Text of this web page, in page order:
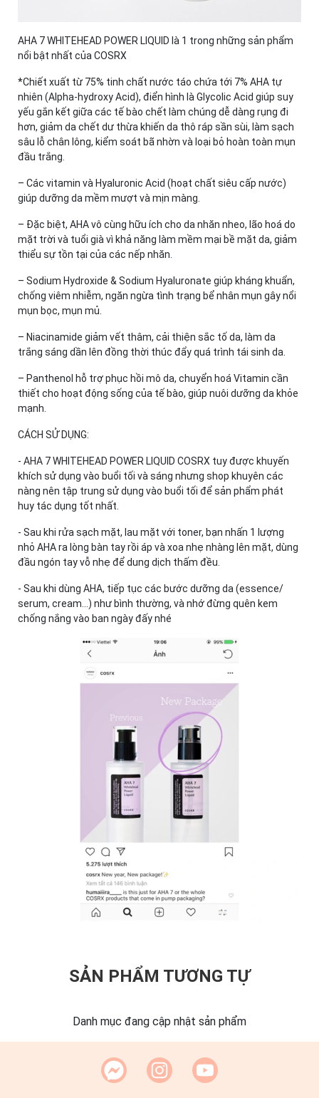
AHA 7 WHITEHEAD POWER LIQUID là 1 trong những sản phẩm
nổi bật nhất của COSRX
*Chiết xuất từ 75% tinh chất nước táo chứa tới 7% AHA tự
nhiên (Alpha-hydroxy Acid), điển hình là Glycolic Acid giúp suy
yếu gắn kết giữa các tế bào chết làm chúng dễ dàng rụng đi
hơn, giảm da chết dư thừa khiến da thô ráp sần sùi, làm sạch
sâu lỗ chân lông, kiểm soát bã nhờn và loại bỏ hoàn toàn mụn
đầu trắng.
– Các vitamin và Hyaluronic Acid (hoạt chất siêu cấp nước)
giúp dưỡng da mềm mượt và mịn màng.
– Đặc biệt, AHA vô cùng hữu ích cho da nhăn nheo, lão hoá do
mặt trời và tuổi già vì khả năng làm mềm mại bề mặt da, giảm
thiểu sự tồn tại của các nếp nhăn.
– Sodium Hydroxide & Sodium Hyaluronate giúp kháng khuẩn,
chống viêm nhiễm, ngăn ngừa tình trạng bể nhân mụn gây nổi
mụn bọc, mụn mủ.
– Niacinamide giảm vết thâm, cải thiện sắc tố da, làm da
trắng sáng dần lên đồng thời thúc đẩy quá trình tái sinh da.
– Panthenol hỗ trợ phục hồi mô da, chuyển hoá Vitamin cần
thiết cho hoạt động sống của tế bào, giúp nuôi dưỡng da khỏe
mạnh.
CÁCH SỬ DỤNG:
- AHA 7 WHITEHEAD POWER LIQUID COSRX tuy được khuyến
khích sử dụng vào buổi tối và sáng nhưng shop khuyên các
nàng nên tập trung sử dụng vào buổi tối để sản phẩm phát
huy tác dụng tốt nhất.
- Sau khi rửa sạch mặt, lau mặt với toner, bạn nhấn 1 lượng
nhỏ AHA ra lòng bàn tay rồi áp và xoa nhẹ nhàng lên mặt, dùng
đầu ngón tay vỗ nhẹ để dung dịch thấm đều.
- Sau khi dùng AHA, tiếp tục các bước dưỡng da (essence/
serum, cream...) như bình thường, và nhớ đừng quên kem
chống nắng vào ban ngày đấy nhé
SẢN PHẨM TƯƠNG TỰ
Danh mục đang cập nhật sản phẩm